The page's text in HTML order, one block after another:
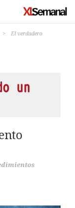
>
El verdadero
un